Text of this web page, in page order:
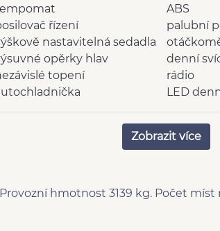
ABS
palubní
řízení
nastavitelná sedadla
denní
opěrky hlav
rádio
topení
LED
WC
boiler
centrál
zadní
Zobrazit více
hmotnost 3139 kg. Počet míst